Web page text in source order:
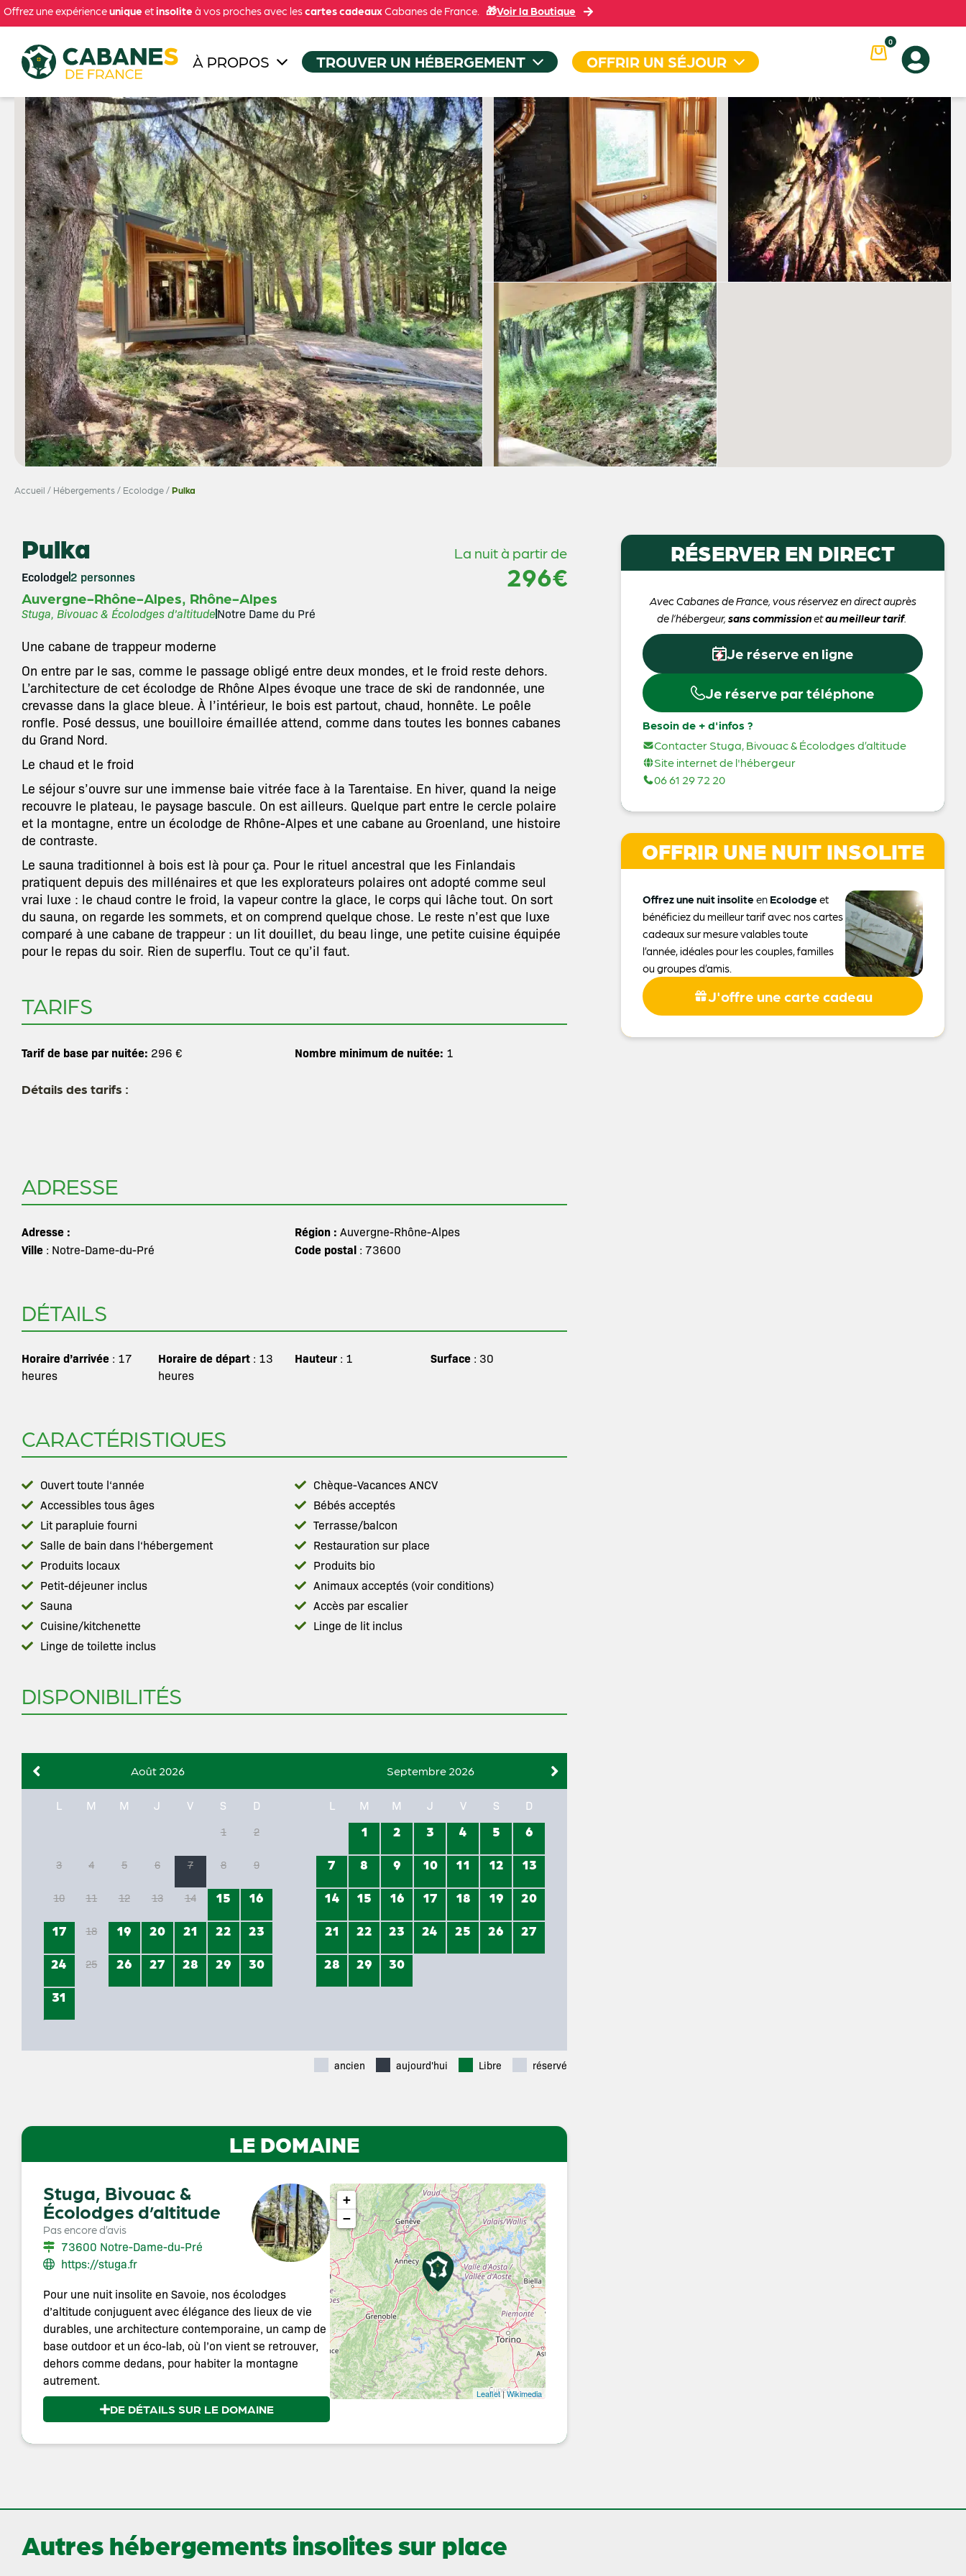
Offrez une expérienceunique etinsolite à vos proches avec lescartes cadeauxCabanes de France. 🎁Voir la Boutique
À PROPOS TROUVER UN HÉBERGEMENT OFFRIR UN SÉJOUR
0
Accueil / Hébergements/ Ecolodge/Pulka
Pulka
Ecolodge2 personnes
La nuit à partir de
296€
Auvergne-Rhône-Alpes, Rhône-Alpes
Stuga, Bivouac & Écolodges d’altitudeNotre Dame du Pré
Une cabane de trappeur moderne
On entre par le sas, comme le passage obligé entre deux mondes, et le froid reste dehors.
L’architecture de cet écolodge de Rhône Alpes évoque une trace de ski de randonnée, une
crevasse dans la glace bleue. À l’intérieur, le bois est partout, chaud, honnête. Le poêle
ronfle. Posé dessus, une bouilloire émaillée attend, comme dans toutes les bonnes cabanes
du Grand Nord.
Le chaud et le froid
Le séjour s’ouvre sur une immense baie vitrée face à la Tarentaise. En hiver, quand la neige
recouvre le plateau, le paysage bascule. On est ailleurs. Quelque part entre le cercle polaire
et la montagne, entre un écolodge de Rhône-Alpes et une cabane au Groenland, une histoire
de contraste.
Le sauna traditionnel à bois est là pour ça. Pour le rituel ancestral que les Finlandais
pratiquent depuis des millénaires et que les explorateurs polaires ont adopté comme seul
vrai luxe : le chaud contre le froid, la vapeur contre la glace, le corps qui lâche tout. On sort
du sauna, on regarde les sommets, et on comprend quelque chose. Le reste n’est que luxe
comparé à une cabane de trappeur : un lit douillet, du beau linge, une petite cuisine équipée
pour le repas du soir. Rien de superflu. Tout ce qu’il faut.
TARIFS
Tarif de base par nuitée: 296 € Nombre minimum de nuitée: 1
Détails des tarifs :
ADRESSE
Adresse :
Ville : Notre-Dame-du-Pré
Région : Auvergne-Rhône-Alpes
Code postal: 73600
DÉTAILS
Horaire d’arrivée : 17
heures
Horaire de départ: 13
heures
Hauteur: 1 Surface : 30
CARACTÉRISTIQUES
Ouvert toute l‘année
Chèque-Vacances ANCV
Accessibles tous âges
Bébés acceptés
Lit parapluie fourni
Terrasse/balcon
Salle de bain dans l‘hébergement
Restauration sur place
Produits locaux
Produits bio
Petit-déjeuner inclus
Animaux acceptés (voir conditions)
Sauna
Accès par escalier
Cuisine/kitchenette
Linge de lit inclus
Linge de toilette inclus
DISPONIBILITÉS
Août 2026
L M M J V S D
1 2
3 4 5 6 7 8 9
10 11 12 13 14 15
16
17
18 19 20 21 22
23
24
25 26 27 28 29
30
31
Septembre 2026
L M M J V S D
1 2 3 4 5
6
7
8 9 10 11 12
13
14
15 16 17 18 19
20
21
22 23 24 25 26
27
28
29 30
ancien aujourd'hui Libre réservé
LE DOMAINE
Stuga, Bivouac &
Écolodges d’altitude
Pas encore d’avis
73600 Notre-Dame-du-Pré
https://stuga.fr
Pour une nuit insolite en Savoie, nos écolodges
d’altitude conjuguent avec élégance des lieux de vie
durables, une architecture contemporaine, un camp de
base outdoor et un éco-lab, où l’on vient se retrouver,
dehors comme dedans, pour habiter la montagne
autrement.
DE DÉTAILS SUR LE DOMAINE
+
−
Leaflet|Wikimedia
RÉSERVER EN DIRECT
Avec Cabanes de France, vous réservez en direct auprès
de l’hébergeur, sans commissionetau meilleur tarif.
Je réserve en ligne
Je réserve par téléphone
Besoin de + d'infos ?
Contacter Stuga, Bivouac & Écolodges d’altitude
Site internet de l'hébergeur
06 61 29 72 20
OFFRIR UNE NUIT INSOLITE
Offrez une nuit insolite en Ecolodge et
bénéficiez du meilleur tarif avec nos cartes
cadeaux sur mesure valables toute
l’année, idéales pour les couples, familles
ou groupes d’amis.
J'offre une carte cadeau
Autres hébergements insolites sur place